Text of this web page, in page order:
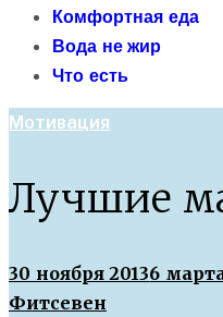
Комфортная еда
Вода не жир
Что есть
Мотивация
Лучшие
30 ноября 20136
Фитсевен